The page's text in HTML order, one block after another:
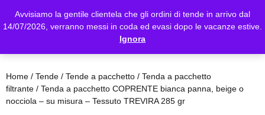
Avvisiamo la gentile clientela che gli ordini di tende in arrivo dal
14/07/2026, verranno messi in coda ed evasi dopo le vacanze estive.
Ignora
Home/ Tende/ Tende a pacchetto/ Tenda a pacchetto
filtrante/ Tenda a pacchetto COPRENTE bianca panna, beige o
nocciola – su misura – Tessuto TREVIRA 285 gr